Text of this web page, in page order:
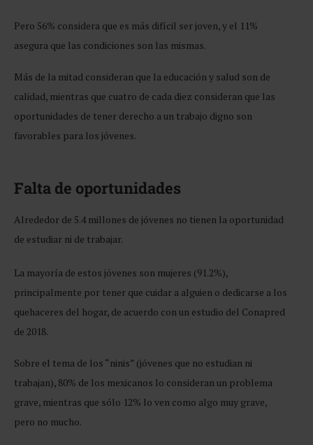
Pero 56% considera que es más difícil ser joven, y el 11%
asegura que las condiciones son las mismas.
Más de la mitad consideran que la educación y salud son de
calidad, mientras que cuatro de cada diez consideran que las
oportunidades de tener derecho a un trabajo digno son
favorables para los jóvenes.
Falta de oportunidades
Alrededor de 5.4 millones de jóvenes no tienen la oportunidad
de estudiar ni de trabajar.
La mayoría de estos jóvenes son mujeres (91.2%),
principalmente por tener que cuidar a alguien o dedicarse a los
quehaceres del hogar, de acuerdo con un estudio del Conapred
de 2018.
Sobre el tema de los “ninis” (jóvenes que no estudian ni
trabajan), 80% de los mexicanos lo consideran un problema
grave, mientras que sólo 12% lo ven como algo muy grave,
pero no mucho.